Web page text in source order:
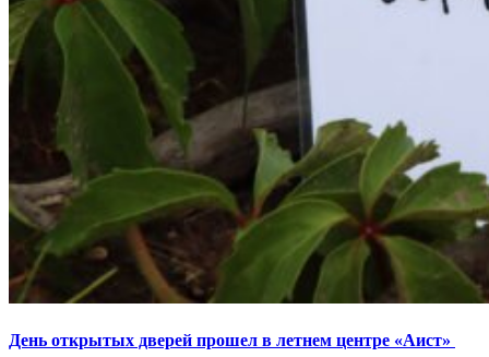
День открытых дверей прошел в летнем центре «Аист»